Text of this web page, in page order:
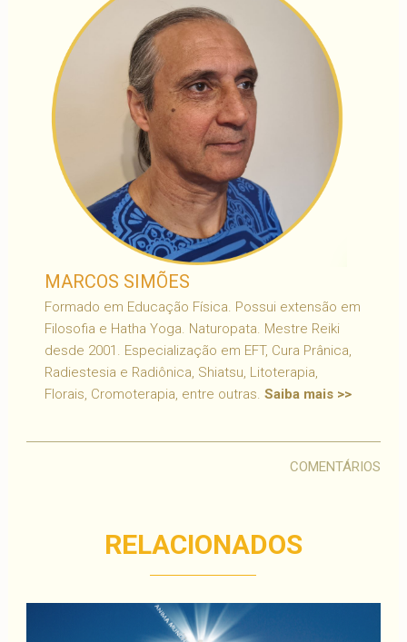
MARCOS SIMÕES
Formado em Educação Física. Possui extensão em
Filosofia e Hatha Yoga. Naturopata. Mestre Reiki
desde 2001. Especialização em EFT, Cura Prânica,
Radiestesia e Radiônica, Shiatsu, Litoterapia,
Florais, Cromoterapia, entre outras. Saiba mais >>
COMENTÁRIOS
RELACIONADOS